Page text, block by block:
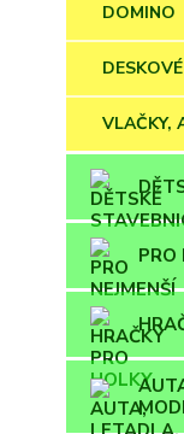
DOMINO
VLAČKY,
PRO